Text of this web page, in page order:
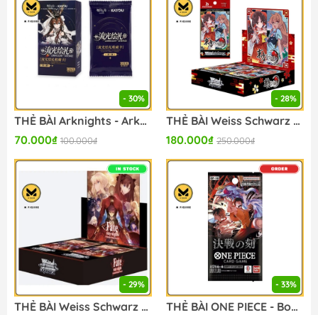
- 30%
THẺ BÀI Arknights - Arknights x Kayou Luminescent Serenade - Collectible Cards - Vol. 1 (Kayou) PACK CARD CHÍNH HÃNG
70.000₫ 100.000₫
- 28%
THẺ BÀI Weiss Schwarz - Touhou Project ~ Black and White Lotus Land - Booster Box (Bushiroad) PACK CARD CHÍNH HÃNG
180.000₫ 250.000₫
- 29%
THẺ BÀI Weiss Schwarz - Fate/stay night - Unlimited Blade Works Vol. II (Bushiroad) - PACK CARD CHÍNH HÃNG
- 33%
THẺ BÀI ONE PIECE - Booster Pack OP-16 (Bandai Namco) PACK CARD CHÍNH HÃNG